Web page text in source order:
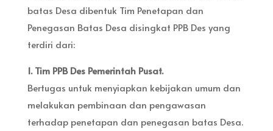
batas Desa dibentuk Tim Penetapan dan
Penegasan Batas Desa disingkat PPB Des yang
terdiri dari:
1. Tim PPB Des Pemerintah Pusat.
Bertugas untuk menyiapkan kebijakan umum dan
melakukan pembinaan dan pengawasan
terhadap penetapan dan penegasan batas Desa.